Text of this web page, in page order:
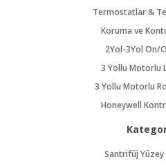
Termostatlar &
Koruma ve
2Yol-3Yol On/
3 Yollu Motorlu
3 Yollu Motorlu
Honeywell
Santrifüj Yüzey